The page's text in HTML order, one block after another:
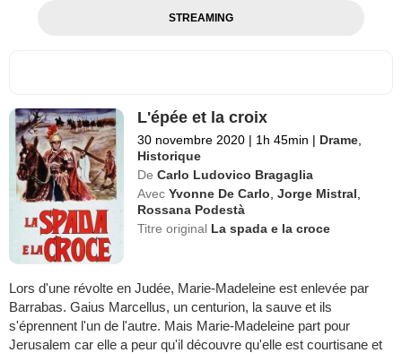
STREAMING
L'épée et la croix
30 novembre 2020 | 1h 45min | Drame
Historique
De Carlo Ludovico Bragaglia
Avec Yvonne De Carlo ,Jorge Mistral
Rossana Podestà
Titre original La spada e la croce
Lors d'une révolte en Judée, Marie-Madeleine est enlevée par
Barrabas. Gaius Marcellus, un centurion, la sauve et ils
s'éprennent l'un de l'autre. Mais Marie-Madeleine part pour
Jerusalem car elle a peur qu'il découvre qu'elle est courtisane et